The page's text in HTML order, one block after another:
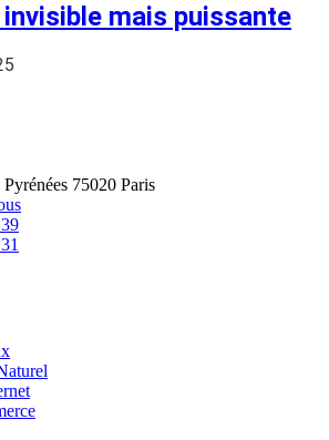
mais puissante
75020 Paris